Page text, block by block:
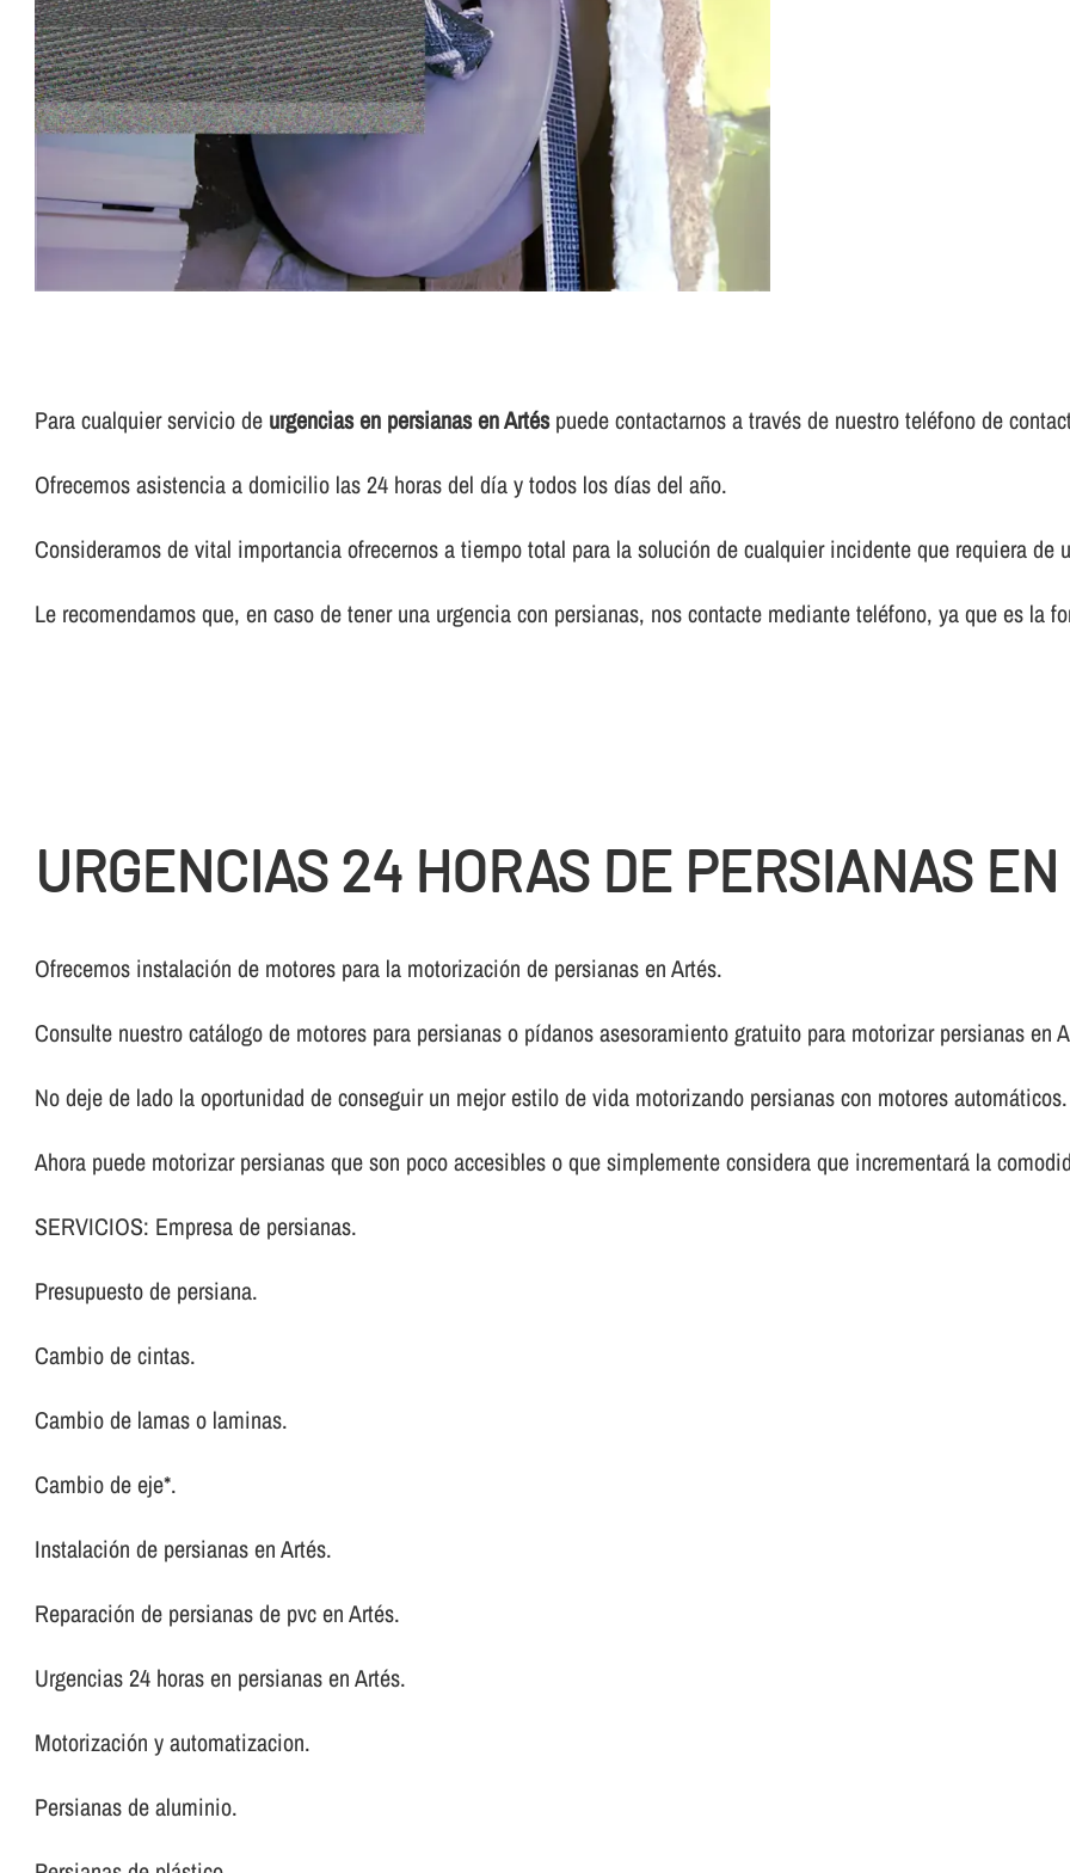
Para cualquier servicio de urgencias en persianas en Artéspuede contactarnos a través de nuestro teléfono de
Ofrecemos asistencia a domicilio las 24 horas del dí­a y todos los dí­as del año.
Consideramos de vital importancia ofrecernos a tiempo total para la solución de cualquier incidente que requiera de
Le recomendamos que, en caso de tener una urgencia con persianas, nos contacte mediante teléfono, ya que es la
URGENCIAS 24 HORAS DE PERSIANAS
Ofrecemos instalación de motores para la motorización de persianas en Artés.
Consulte nuestro catálogo de motores para persianas o pí­danos asesoramiento gratuito para motorizar persianas en
No deje de lado la oportunidad de conseguir un mejor estilo de vida motorizando persianas con motores automáticos.
Ahora puede motorizar persianas que son poco accesibles o que simplemente considera que incrementará la
SERVICIOS: Empresa de persianas.
Presupuesto de persiana.
Cambio de cintas.
Cambio de lamas o laminas.
Cambio de eje*.
Instalación de persianas en Artés.
Reparación de persianas de pvc en Artés.
Urgencias 24 horas en persianas en Artés.
Motorización y automatizacion.
Persianas de aluminio.